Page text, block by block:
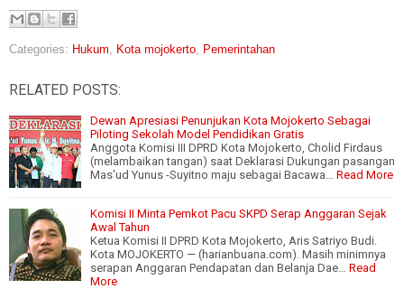
Categories: Hukum Kota mojokerto Pemerintahan
RELATED POSTS:
Dewan Apresiasi Penunjukan Kota Mojokerto Sebagai
Piloting Sekolah Model Pendidikan Gratis
Anggota Komisi III DPRD Kota Mojokerto, Cholid Firdaus
(melambaikan tangan) saat Deklarasi Dukungan pasangan
Mas'ud Yunus -Suyitno maju sebagai Bacawa…
Read More
Komisi II Minta Pemkot Pacu SKPD Serap Anggaran Sejak
Awal Tahun
Ketua Komisi II DPRD Kota Mojokerto, Aris Satriyo Budi.
Kota MOJOKERTO — (harianbuana.com). Masih minimnya
serapan Anggaran Pendapatan dan Belanja Dae…
Read
More